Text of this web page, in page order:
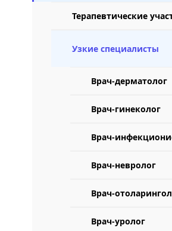
Терапевтические
Узкие специалисты
Врач-дерматолог
Врач-гинеколог
Врач-
Врач-невролог
Врач-
Врач-уролог